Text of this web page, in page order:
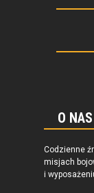
O NAS
Codzienne
misjach
i